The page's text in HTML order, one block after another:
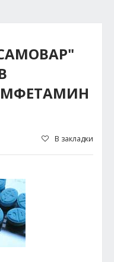
В закладки